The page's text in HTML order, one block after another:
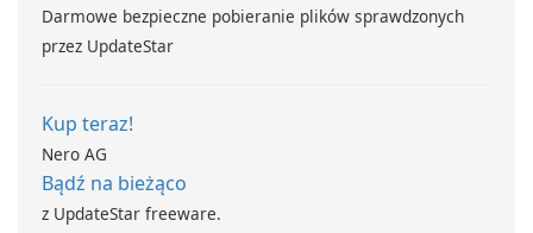
Darmowe bezpieczne pobieranie plików sprawdzonych
przez UpdateStar
Kup teraz!
Nero AG
Bądź na bieżąco
z UpdateStar freeware.